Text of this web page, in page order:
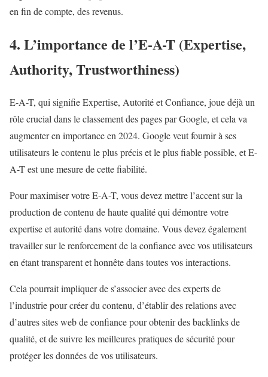
en fin de compte, des revenus.
4. L’importance de l’E-A-T (Expertise,
Authority, Trustworthiness)
E-A-T, qui signifie Expertise, Autorité et Confiance, joue déjà un
rôle crucial dans le classement des pages par Google, et cela va
augmenter en importance en 2024. Google veut fournir à ses
utilisateurs le contenu le plus précis et le plus fiable possible, et E-
A-T est une mesure de cette fiabilité.
Pour maximiser votre E-A-T, vous devez mettre l’accent sur la
production de contenu de haute qualité qui démontre votre
expertise et autorité dans votre domaine. Vous devez également
travailler sur le renforcement de la confiance avec vos utilisateurs
en étant transparent et honnête dans toutes vos interactions.
Cela pourrait impliquer de s’associer avec des experts de
l’industrie pour créer du contenu, d’établir des relations avec
d’autres sites web de confiance pour obtenir des backlinks de
qualité, et de suivre les meilleures pratiques de sécurité pour
protéger les données de vos utilisateurs.